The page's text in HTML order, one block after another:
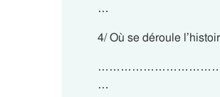
…
4/ Où se déroule
…